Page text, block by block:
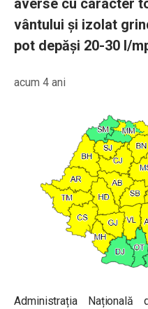
averse cu caracter
vântului și izolat
pot depăși 20-30 l/
acum 4 ani
Administrația